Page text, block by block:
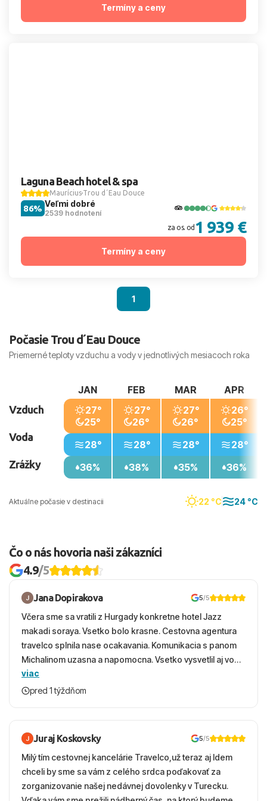
Termíny a ceny
Laguna Beach hotel & spa
Maurícius Trou d´Eau Douce
Veľmi dobré
2539 hodnotení
86%
za os. od 1 939 €
Termíny a ceny
1
Počasie Trou d´Eau Douce
Priemerné teploty vzduchu a vody v jednotlivých mesiacoch roka
Aktuálne počasie v destinacii 22 °C 24 °C
Vzduch
Voda
Zrážky
JAN
27°
25°
28°
36%
FEB
27°
26°
28°
38%
MAR
27°
26°
28°
35%
APR
26°
25°
28°
36%
Čo o nás hovoria naši zákazníci
4.9/5
Jana Dopirakova 5/5
Včera sme sa vratili z Hurgady konkretne hotel Jazz
makadi soraya. Vsetko bolo krasne. Cestovna agentura
travelco splnila nase ocakavania. Komunikacia s panom
Michalinom uzasna a napomocna. Vsetko vysvetlil aj vo
vecernych hodinach zaco sa ospravedlnujem. Hotel
krasny, cisty. Sluzby top. Strava, prostredie, more,
viac
pred 1 týždňom
Juraj Koskovsky 5/5
Milý tím cestovnej kancelárie Travelco,už teraz aj Idem
chceli by sme sa vám z celého srdca poďakovať za
zorganizovanie našej nedávnej dovolenky v Turecku.